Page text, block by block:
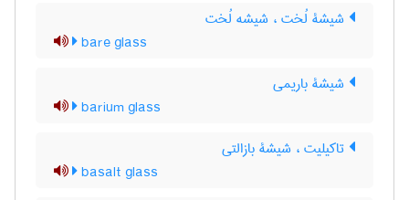
شیشۀ لُخت ، شیشه لُخت
bare glass
شیشۀ باریمی
barium glass
تاکیلیت ، شیشۀ بازالتی
basalt glass